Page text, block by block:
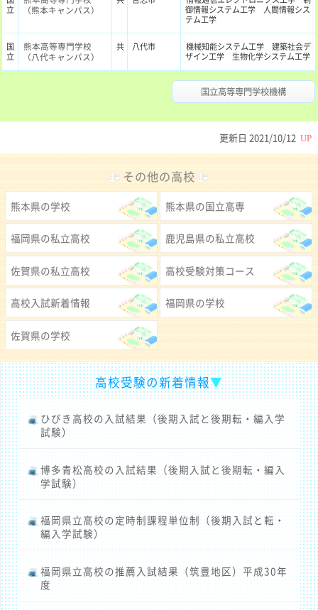
立
（熊本キャンパス）
御情報システム工学 人間情報シス
テム工学
国
立
熊本高等専門学校
（八代キャンパス）
共 八代市
機械知能システム工学 建築社会デ
ザイン工学 生物化学システム工学
国立高等専門学校機構
更新日2021/10/12 UP
その他の高校
熊本県の学校 熊本県の国立高専
福岡県の私立高校 鹿児島県の私立高校
佐賀県の私立高校 高校受験対策コース
高校入試新着情報 福岡県の学校
佐賀県の学校
高校受験の新着情報▼
ひびき高校の入試結果（後期入試と後期転・編入学
試験）
博多青松高校の入試結果（後期入試と後期転・編入
学試験）
福岡県立高校の定時制課程単位制（後期入試と転・
編入学試験）
福岡県立高校の推薦入試結果（筑豊地区）平成30年
度